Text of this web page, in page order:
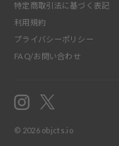
特定商取引法に基づく表記
利用規約
プライバシーポリシー
FAQ/お問い合わせ
Instagram
© 2026 objcts.io